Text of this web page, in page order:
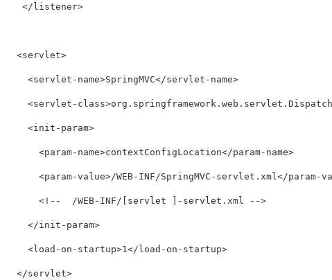
   </listener>
  <servlet>
    <servlet-name>SpringMVC</servlet-name>
<servlet-
    <init-param>
      <param-name>contextConfigLocation</param-name>
<param-value>/WEB-INF/SpringMVC-servlet.xml</param-
      <!--  /WEB-INF/[servlet ]-servlet.xml -->
    </init-param>
    <load-on-startup>1</load-on-startup>
  </servlet>